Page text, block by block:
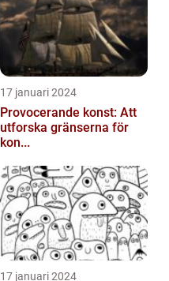
17 januari 2024
Provocerande konst: Att
utforska gränserna för
kon...
17 januari 2024